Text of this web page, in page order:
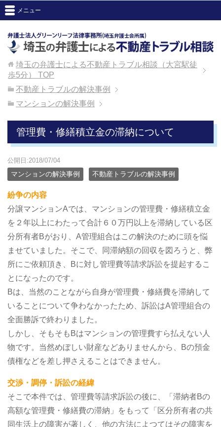
メニュー
埼玉の弁護士による不動産トラブル相談（大宮駅徒
歩5分）
TOP
不動産トラブルの解決事例
マンションの解決事例
管理費・修繕積立金の滞納について
公開日:2018/07/04
マンションの解決事例 不動産トラブルの解決事例
紛争の内容
分譲マンションAでは、マンションの管理費・修繕積立金
を２年以上にわたって合計６０万円以上を滞納している区
分所有者Bがおり、A管理組合はこの解決のために頭を悩
ませていました。そこで、同滞納額の回収を図ろうと、弊
所にご依頼頂き、Bに対し管理費等請求訴訟を提起するこ
とになったのです。
Bは、当然のことながら自身が管理費・修繕費を滞納して
いることについて争わなかったため、訴訟はA管理組合の
全面勝訴で終わりました。
しかし、そもそもBはマンションの管理費すら払えない人
物です。当然めぼしい財産などありませんから、Bの預金
債権などを差し押さえることはできません。
交渉・調停・訴訟の経緯
そこで本件では、管理費等請求訴訟の後に、「滞納者Bの
高額な管理費・修繕費の滞納」をもって「区分所有者の共
同生活上の障害が著しく、他の方法によつてはその障害を